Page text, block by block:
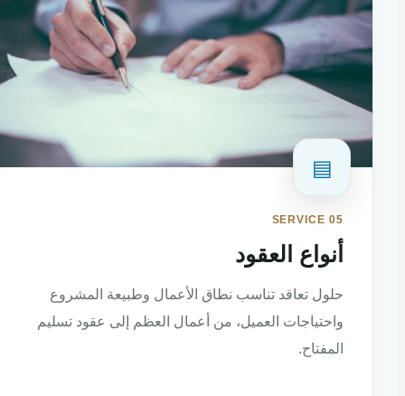
▤
SERVICE 05
أنواع العقود
حلول تعاقد تناسب نطاق الأعمال وطبيعة المشروع
واحتياجات العميل، من أعمال العظم إلى عقود تسليم